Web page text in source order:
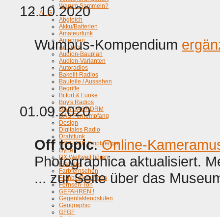
Warum Sammeln?
A - G
Abgleich
Akku/Batterien
Amateurfunk
Antennen
Art Deco
Audion-Bauplan
Audion-Varianten
Autoradios
Bakelit-Radios
Bauteile / Aussehen
Begriffe
Bittorf & Funke
Boy's Radios
DAB DAB+ DRM
DAB-Fernempfang
Design
Digitales Radio
Drahtfunk
DSP-SDR Empfaenger
Dyne
DX Weltweit hören
Eisenlos
Farbfernsehen
Fernbedienungen
Fernseh-Ton
GEFAHREN !
Gegentaktendstufen
Geographic
GFGF
12.10.2020
Wumpus-Kompendium
01.09.2020
Off topic.Online-
Photographica aktualisiert.
... zur Seite über das